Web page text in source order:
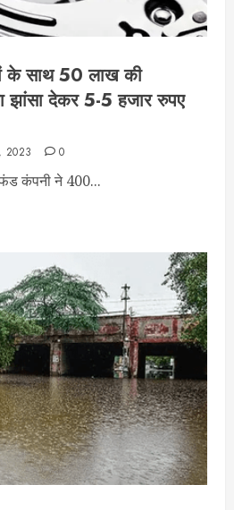
के साथ 50 लाख की
झांसा देकर 5-5 हजार रुपए
2023 0
फंड कंपनी ने 400...